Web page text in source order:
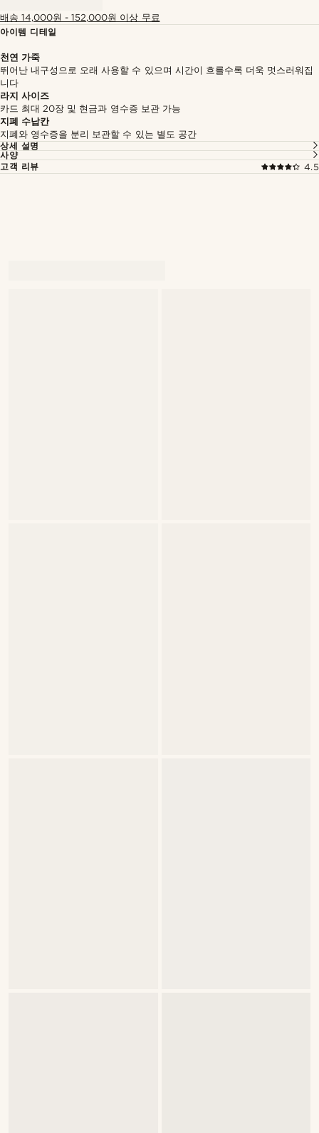
배송 14,000원 - 152,000원 이상 무료
아이템 디테일
천연 가죽
뛰어난 내구성으로 오래 사용할 수 있으며 시간이 흐를수록 더욱 멋스러워집
니다
라지 사이즈
카드 최대 20장 및 현금과 영수증 보관 가능
지폐 수납칸
지폐와 영수증을 분리 보관할 수 있는 별도 공간
상세 설명
사양
고객 리뷰
4.5